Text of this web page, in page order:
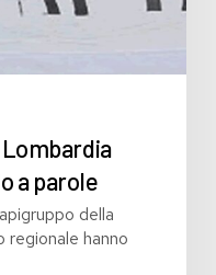
a parole
della
regionale hanno